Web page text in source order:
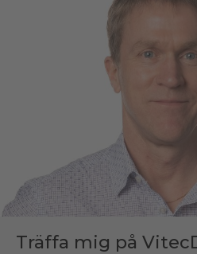
Träffa mig på